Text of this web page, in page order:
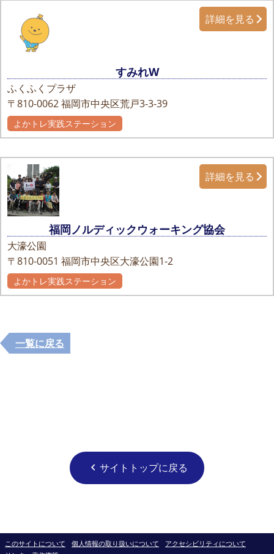
すみれW
ふくふくプラザ
〒810-0062福岡市中央区荒戸3-3-39
詳細を見る
よかトレ実践ステーション
福岡ノルディックウォーキング協会
大濠公園
〒810-0051 福岡市中央区大濠公園1-2
詳細を見る
よかトレ実践ステーション
一覧に戻る
chevron_left サイトトップに戻る
このサイトについて 個人情報の取り扱いについて
アクセシビリティについて